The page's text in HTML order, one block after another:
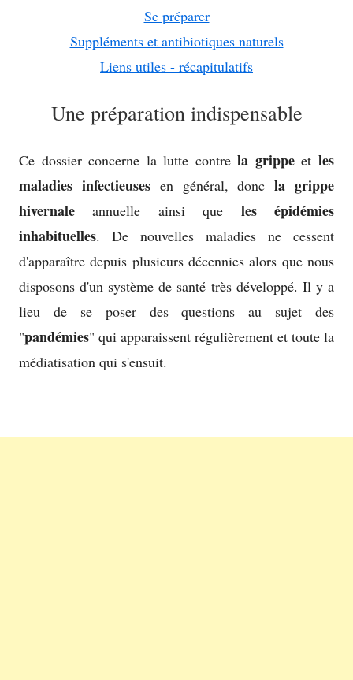
Se préparer
Suppléments et antibiotiques naturels
Liens utiles - récapitulatifs
Une préparation indispensable
Ce dossier concerne la lutte contrela grippeetles
maladies infectieusesen général, donc la grippe
hivernale annuelle ainsi que les épidémies
inhabituelles. De nouvelles maladies ne cessent
d'apparaître depuis plusieurs décennies alors que nous
disposons d'un système de santé très développé. Il y a
lieu de se poser des questions au sujet des
"pandémies" qui apparaissent régulièrement et toute la
médiatisation qui s'ensuit.